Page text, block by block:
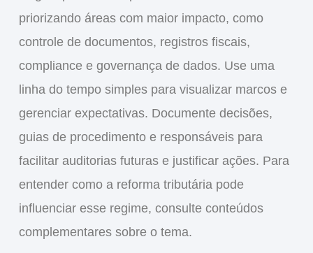
priorizando áreas com maior impacto, como
controle de documentos, registros fiscais,
compliance e governança de dados. Use uma
linha do tempo simples para visualizar marcos e
gerenciar expectativas. Documente decisões,
guias de procedimento e responsáveis para
facilitar auditorias futuras e justificar ações. Para
entender como a reforma tributária pode
influenciar esse regime, consulte conteúdos
complementares sobre o tema.